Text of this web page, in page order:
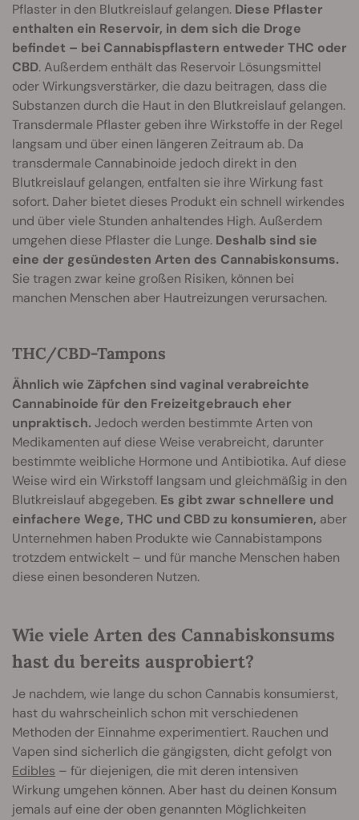
Pflaster in den Blutkreislauf gelangen. Diese Pflaster
enthalten ein Reservoir, in dem sich die Droge
befindet – bei Cannabispflastern entweder THC oder
CBD. Außerdem enthält das Reservoir Lösungsmittel
oder Wirkungsverstärker, die dazu beitragen, dass die
Substanzen durch die Haut in den Blutkreislauf gelangen.
Transdermale Pflaster geben ihre Wirkstoffe in der Regel
langsam und über einen längeren Zeitraum ab. Da
transdermale Cannabinoide jedoch direkt in den
Blutkreislauf gelangen, entfalten sie ihre Wirkung fast
sofort. Daher bietet dieses Produkt ein schnell wirkendes
und über viele Stunden anhaltendes High. Außerdem
umgehen diese Pflaster die Lunge. Deshalb sind sie
eine der gesündesten Arten des Cannabiskonsums.
Sie tragen zwar keine großen Risiken, können bei
manchen Menschen aber Hautreizungen verursachen.
THC/CBD-Tampons
Ähnlich wie Zäpfchen sind vaginal verabreichte
Cannabinoide für den Freizeitgebrauch eher
unpraktisch. Jedoch werden bestimmte Arten von
Medikamenten auf diese Weise verabreicht, darunter
bestimmte weibliche Hormone und Antibiotika. Auf diese
Weise wird ein Wirkstoff langsam und gleichmäßig in den
Blutkreislauf abgegeben. Es gibt zwar schnellere und
einfachere Wege, THC und CBD zu konsumieren, aber
Unternehmen haben Produkte wie Cannabistampons
trotzdem entwickelt – und für manche Menschen haben
diese einen besonderen Nutzen.
Wie viele Arten des Cannabiskonsums
hast du bereits ausprobiert?
Je nachdem, wie lange du schon Cannabis konsumierst,
hast du wahrscheinlich schon mit verschiedenen
Methoden der Einnahme experimentiert. Rauchen und
Vapen sind sicherlich die gängigsten, dicht gefolgt von
Edibles – für diejenigen, die mit deren intensiven
Wirkung umgehen können. Aber hast du deinen Konsum
jemals auf eine der oben genannten Möglichkeiten